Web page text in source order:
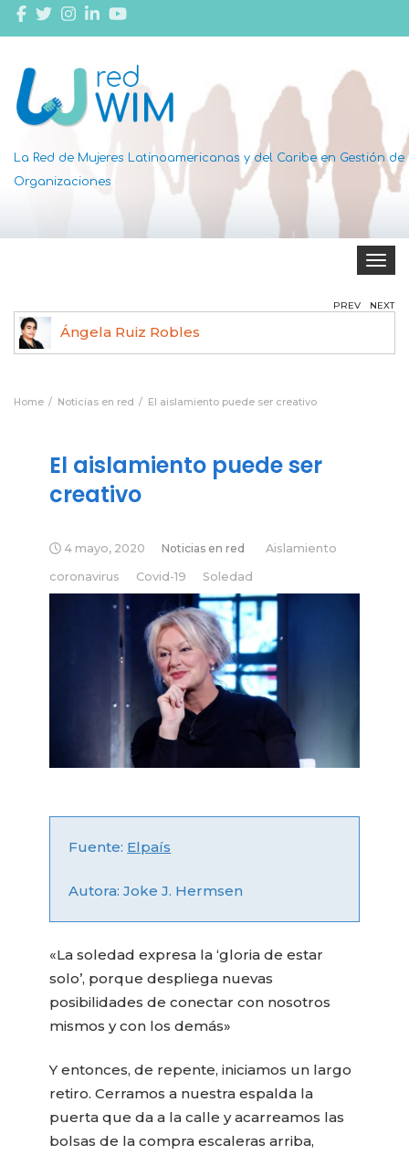
La Red de Mujeres Latinoamericanas y del Caribe en Gestión de
Organizaciones
Toggle
Ángela Ruiz Robles
PREV NEXT
Home Noticias en red El aislamiento puede ser creativo
El aislamiento puede ser
creativo
4 mayo, 2020 Noticias en red Aislamiento
coronavirus Covid-19 Soledad
Fuente: Elpaís
Autora: Joke J. Hermsen
«La soledad expresa la ‘gloria de estar
solo’, porque despliega nuevas
posibilidades de conectar con nosotros
mismos y con los demás»
Y entonces, de repente, iniciamos un largo
retiro. Cerramos a nuestra espalda la
puerta que da a la calle y acarreamos las
bolsas de la compra escaleras arriba,